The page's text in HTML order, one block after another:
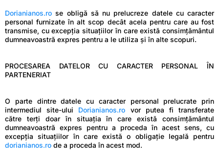
Dorianianos.ro se obligă să nu prelucreze datele cu caracter
personal furnizate în alt scop decât acela pentru care au fost
transmise, cu excepția situațiilor în care există consimțământul
dumneavoastră expres pentru a le utiliza și în alte scopuri.
PROCESAREA DATELOR CU CARACTER PERSONAL ÎN
PARTENERIAT
O parte dintre datele cu caracter personal prelucrate prin
intermediul site-ului Dorianianos.ro vor putea fi transferate
către terți doar în situația în care există consimțământul
dumneavoastră expres pentru a proceda în acest sens, cu
excepția situațiilor în care există o obligație legală pentru
dorianianos.ro de a proceda în acest mod.